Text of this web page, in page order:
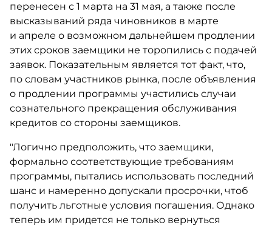
перенесен с 1 марта на 31 мая, а также после
высказываний ряда чиновников в марте
и апреле о возможном дальнейшем продлении
этих сроков заемщики не торопились с подачей
заявок. Показательным является тот факт, что,
по словам участников рынка, после объявления
о продлении программы участились случаи
сознательного прекращения обслуживания
кредитов со стороны заемщиков.
"Логично предположить, что заемщики,
формально соответствующие требованиям
программы, пытались использовать последний
шанс и намеренно допускали просрочки, чтоб
получить льготные условия погашения. Однако
теперь им придется не только вернуться